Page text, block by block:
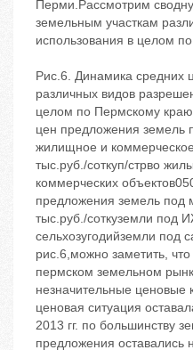
Перми.Рассмотрим
земельным участкам
использования в целом
Рис.6. Динамика средних
различных видов
целом по Пермскому
цен предложения земель
жилищное и
тыс.руб./соткуп/стрво
коммерческих
предложения земель под
тыс.руб./соткуземли под
сельхозугодийземли под
рис.6,можно заметить,
пермском земельном
незначительные ценовые
ценовая ситуация
2013 гг. по большинству
предложения оставались